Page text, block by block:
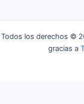
Todos los derechos ©
gracias a